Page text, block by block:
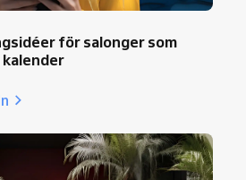
för salonger som